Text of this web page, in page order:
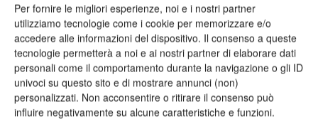
Per fornire le migliori esperienze, noi e i nostri partner
utilizziamo tecnologie come i cookie per memorizzare e/o
accedere alle informazioni del dispositivo. Il consenso a queste
tecnologie permetterà a noi e ai nostri partner di elaborare dati
personali come il comportamento durante la navigazione o gli ID
univoci su questo sito e di mostrare annunci (non)
personalizzati. Non acconsentire o ritirare il consenso può
influire negativamente su alcune caratteristiche e funzioni.
Azienda